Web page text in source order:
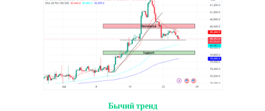
Бычий тренд